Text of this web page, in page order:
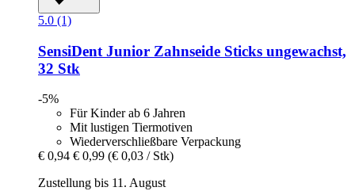
5.0 (1)
SensiDent Junior Zahnseide Sticks ungewachst,
32 Stk
-5%
Für Kinder ab 6 Jahren
Mit lustigen Tiermotiven
Wiederverschließbare Verpackung
€ 0,94 € 0,99 (€ 0,03 / Stk)
Zustellung bis 11. August